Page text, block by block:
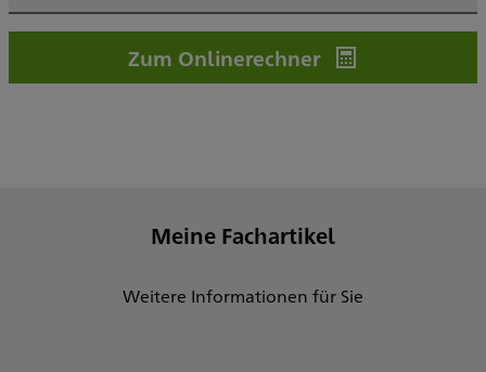
Zum Onlinerechner
Meine Fachartikel
Weitere Informationen für Sie